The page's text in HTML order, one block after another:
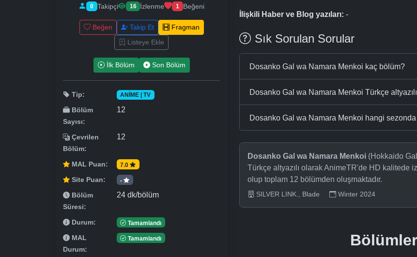
0 Takipçi 16 İzlenme 1 Beğeni
Beğen Takip Et
Fragman
Listeye Ekle
İlk Bölüm Son Bölüm
Tip: ANIME | TV
Bölüm
Sayısı:
12
Çevrilen
Bölüm:
12
MAL Puan: 7.0
Site Puan: -
Bölüm
Süresi:
24 dk/bölüm
Durum: Tamamlandı
MAL
Durum:
Tamamlandı
İlişkili Haber ve Blog yazıları: -
Sık Sorulan Sorular
Dosanko Gal wa Namara Menkoi kaç bölüm?
Dosanko Gal wa Namara Menkoi Türkçe
Dosanko Gal wa Namara Menkoi hangi sezonda
Dosanko Gal wa Namara Menkoi (Hokkaido
Türkçe altyazılı olarak AnimeTR'de HD kalitede
olup toplam 12 bölümden oluşmaktadır.
SILVER LINK., Blade Winter 2024